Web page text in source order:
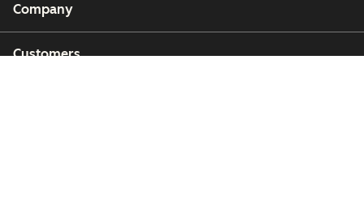
Company
Customers